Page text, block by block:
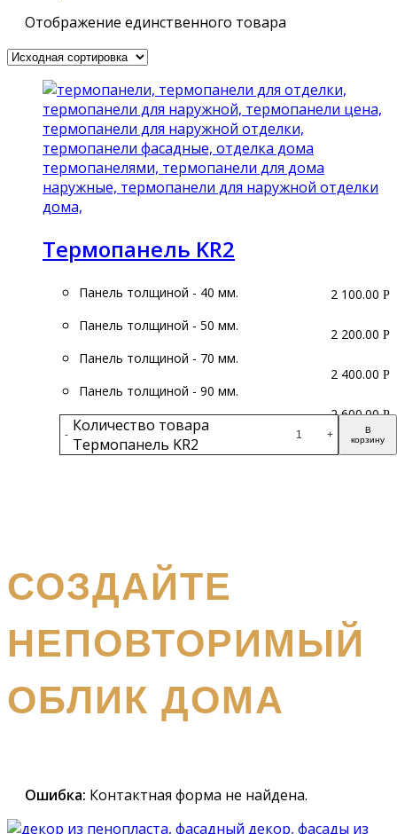
Отображение единственного товара
Термопанель KR2
Панель толщиной - 40 мм.
Панель толщиной - 50 мм.
Панель толщиной - 70 мм.
Панель толщиной - 90 мм.
- Количество товара
Термопанель KR2
+
В
корзину
2 100.00 Р
2 200.00 Р
2 400.00 Р
2 600.00Р
СОЗДАЙТЕ
НЕПОВТОРИМЫЙ
ОБЛИК ДОМА
Ошибка: Контактная форма не найдена.